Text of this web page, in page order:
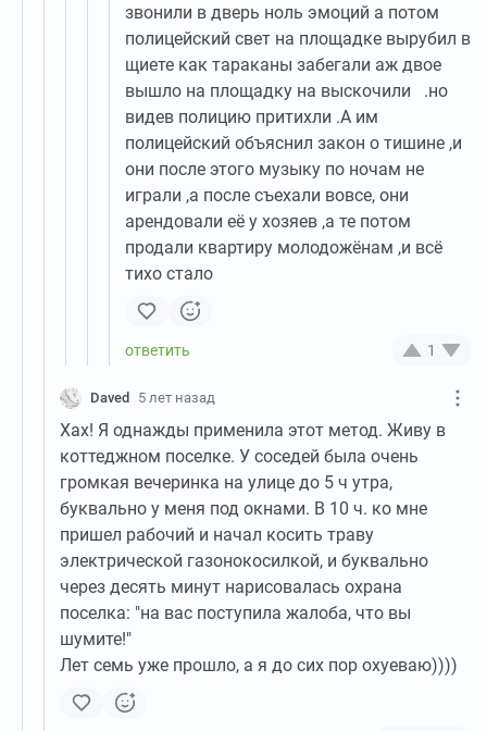
звонили в дверь ноль эмоций а потом
полицейский свет на площадке вырубил в
щиете как тараканы забегали аж двое
вышло на площадку на выскочили .но
видев полицию притихли .А им
полицейский объяснил закон о тишине ,и
они после этого музыку по ночам не
играли ,а после съехали вовсе, они
арендовали её у хозяев ,а те потом
продали квартиру молодожёнам ,и всё
тихо стало
1
Daved 5 лет назад
Хах! Я однажды применила этот метод. Живу в
коттеджном поселке. У соседей была очень
громкая вечеринка на улице до 5 ч утра,
буквально у меня под окнами. В 10 ч. ко мне
пришел рабочий и начал косить траву
электрической газонокосилкой, и буквально
через десять минут нарисовалась охрана
поселка: "на вас поступила жалоба, что вы
шумите!"
Лет семь уже прошло, а я до сих пор охуеваю))))